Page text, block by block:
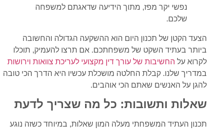
נפשי יקר מפז, מתוך הידיעה שדאגתם למשפחה
שלכם.
הצעד הקטן של תכנון היום הוא ההשקעה הגדולה והחשובה
ביותר בעתיד השקט של משפחתכם. אם תרצו להעמיק, תוכלו
לקרוא על החשיבות של עורך דין מקצועי לעריכת צוואות וירושות
במדריך שלנו. קבלת החלטה מושכלת עכשיו היא הדרך הכי טובה
להגן על האנשים שאתם הכי אוהבים.
שאלות ותשובות: כל מה שצריך לדעת
תכנון העתיד המשפחתי מעלה המון שאלות, במיוחד כשזה נוגע